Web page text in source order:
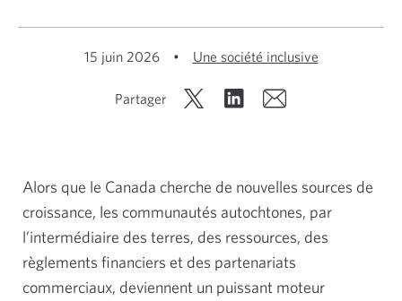
15 juin 2026 • Une société inclusive
Partager
Alors que le Canada cherche de nouvelles sources de
croissance, les communautés autochtones, par
l’intermédiaire des terres, des ressources, des
règlements financiers et des partenariats
commerciaux, deviennent un puissant moteur